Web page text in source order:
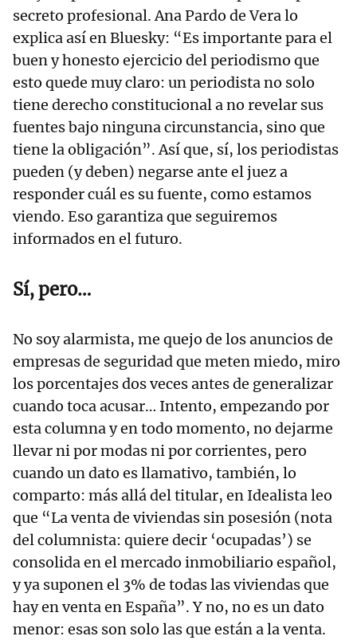
secreto profesional. Ana Pardo de Vera lo
explica así en Bluesky: “Es importante para el
buen y honesto ejercicio del periodismo que
esto quede muy claro: un periodista no solo
tiene derecho constitucional a no revelar sus
fuentes bajo ninguna circunstancia, sino que
tiene la obligación”. Así que, sí, los periodistas
pueden (y deben) negarse ante el juez a
responder cuál es su fuente, como estamos
viendo. Eso garantiza que seguiremos
informados en el futuro.
Sí, pero…
No soy alarmista, me quejo de los anuncios de
empresas de seguridad que meten miedo, miro
los porcentajes dos veces antes de generalizar
cuando toca acusar… Intento, empezando por
esta columna y en todo momento, no dejarme
llevar ni por modas ni por corrientes, pero
cuando un dato es llamativo, también, lo
comparto: más allá del titular, en Idealista leo
que “La venta de viviendas sin posesión (nota
del columnista: quiere decir ‘ocupadas’) se
consolida en el mercado inmobiliario español,
y ya suponen el 3% de todas las viviendas que
hay en venta en España”. Y no, no es un dato
menor: esas son solo las que están a la venta.